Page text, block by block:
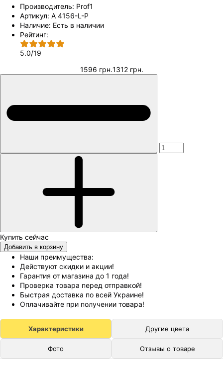
Производитель: Prof1
Артикул: A 4156-L-P
Наличие: Есть в наличии
Рейтинг:
5.0/19
1596 грн.1312 грн.
Добавить в корзину
Наши преимущества:
Действуют скидки и акции!
Гарантия от магазина до 1 года!
Проверка товара перед отправкой!
Быстрая доставка по всей Украине!
Оплачивайте при получении товара!
Характеристики Другие цвета
Фото Отзывы о товаре